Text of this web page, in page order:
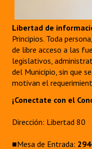
Libertad de
Principios. Toda
de libre acceso a las
legislativos,
del Municipio, sin que
motivan el
¡Conectate con el
Dirección: Libertad 80
■Mesa de Entrada: